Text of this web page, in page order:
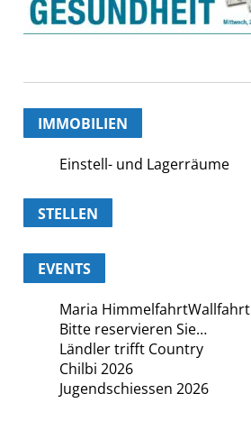
IMMOBILIEN
Einstell- und Lagerräume
STELLEN
EVENTS
Maria HimmelfahrtWallfahrt
Bitte reservieren Sie…
Ländler trifft Country
Chilbi 2026
Jugendschiessen 2026